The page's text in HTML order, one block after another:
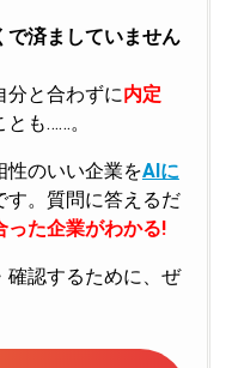
で済ましていません
分と合わずに内定
も……。
性のいい企業をAIに
す。質問に答えるだ
った企業がわかる!
確認するために、ぜ